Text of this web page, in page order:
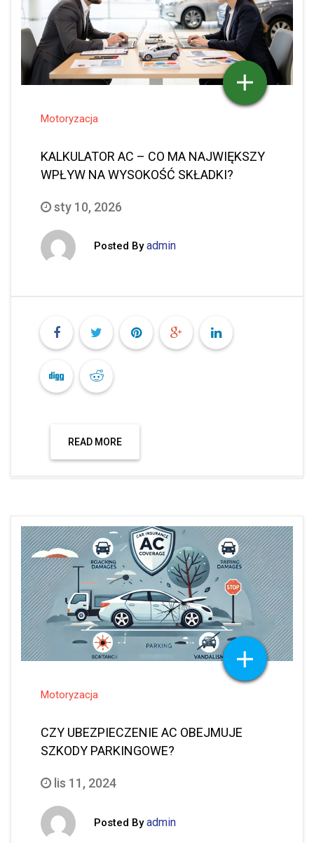
Motoryzacja
KALKULATOR AC – CO MA NAJWIĘKSZY
WPŁYW NA WYSOKOŚĆ SKŁADKI?
sty 10, 2026
Posted By admin
READ MORE
Motoryzacja
CZY UBEZPIECZENIE AC OBEJMUJE
SZKODY PARKINGOWE?
lis 11, 2024
Posted By admin